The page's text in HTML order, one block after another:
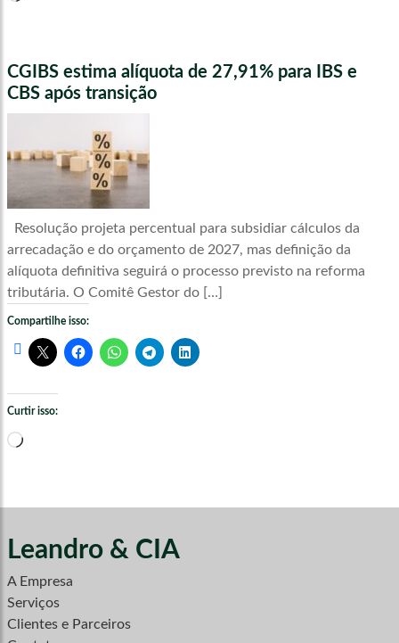
CGIBS estima alíquota de 27,91% para IBS e
CBS após transição
Resolução projeta percentual para subsidiar cálculos da
arrecadação e do orçamento de 2027, mas definição da
alíquota definitiva seguirá o processo previsto na reforma
tributária. O Comitê Gestor do […]
Compartilhe isso:
Curtir isso:
Carregando...
Leandro & CIA
A Empresa
Serviços
Clientes e Parceiros